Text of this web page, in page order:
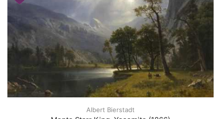
Albert Bierstadt